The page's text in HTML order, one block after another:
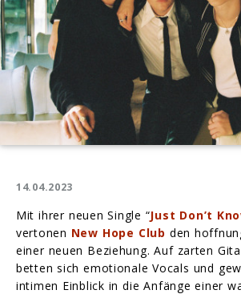
14.04.2023
Mit ihrer neuen Single “Just Don’t
vertonen New Hope Club den
einer neuen Beziehung. Auf zarten
betten sich emotionale Vocals und
intimen Einblick in die Anfänge einer